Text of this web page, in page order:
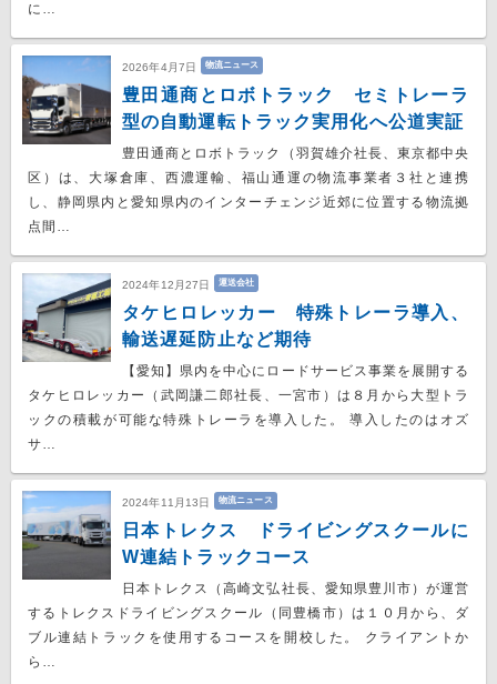
に…
2026年4月7日 物流ニュース
豊田通商とロボトラック セミトレーラ
型の自動運転トラック実用化へ公道実証
豊田通商とロボトラック（羽賀雄介社長、東京都中央
区）は、大塚倉庫、西濃運輸、福山通運の物流事業者３社と連携
し、静岡県内と愛知県内のインターチェンジ近郊に位置する物流拠
点間…
2024年12月27日 運送会社
タケヒロレッカー 特殊トレーラ導入、
輸送遅延防止など期待
【愛知】県内を中心にロードサービス事業を展開する
タケヒロレッカー（武岡謙二郎社長、一宮市）は８月から大型トラ
ックの積載が可能な特殊トレーラを導入した。 導入したのはオズ
サ…
2024年11月13日 物流ニュース
日本トレクス ドライビングスクールに
W連結トラックコース
日本トレクス（高崎文弘社長、愛知県豊川市）が運営
するトレクスドライビングスクール（同豊橋市）は１０月から、ダ
ブル連結トラックを使用するコースを開校した。 クライアントか
ら…